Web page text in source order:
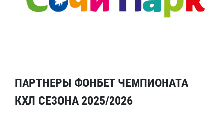
ПАРТНЕРЫ ФОНБЕТ ЧЕМПИОНАТА
КХЛ СЕЗОНА 2025/2026